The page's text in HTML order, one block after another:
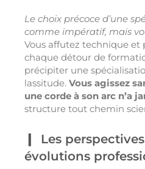
Le choix précoce d’une
comme impératif, mais
Vous affutez technique et
chaque détour de
précipiter une
lassitude. Vous agissez
une corde à son arc n’a
structure tout chemin
Les
évolutions